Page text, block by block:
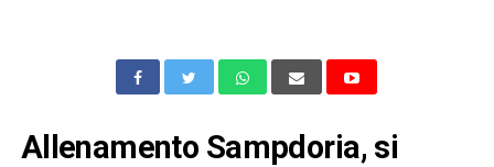
Allenamento Sampdoria, si